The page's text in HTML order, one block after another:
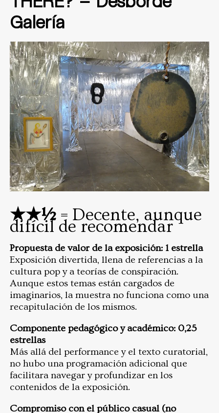
Galería
★★½ = Decente, aunque
difícil de recomendar
Propuesta de valor de la exposición: 1 estrella
Exposición divertida, llena de referencias a la
cultura pop y a teorías de conspiración.
Aunque estos temas están cargados de
imaginarios, la muestra no funciona como una
recapitulación de los mismos.
Componente pedagógico y académico: 0,25
estrellas
Más allá del performance y el texto curatorial,
no hubo una programación adicional que
facilitara navegar y profundizar en los
contenidos de la exposición.
Compromiso con el público casual (no